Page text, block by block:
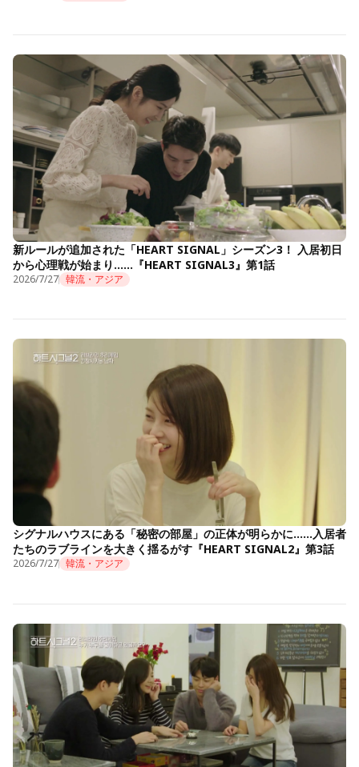
新ルールが追加された「HEART SIGNAL」シーズン3！ 入居初日
から心理戦が始まり……『HEART SIGNAL3』第1話
2026/7/27 韓流・アジア
シグナルハウスにある「秘密の部屋」の正体が明らかに……入居者
たちのラブラインを大きく揺るがす『HEART SIGNAL2』第3話
2026/7/27 韓流・アジア